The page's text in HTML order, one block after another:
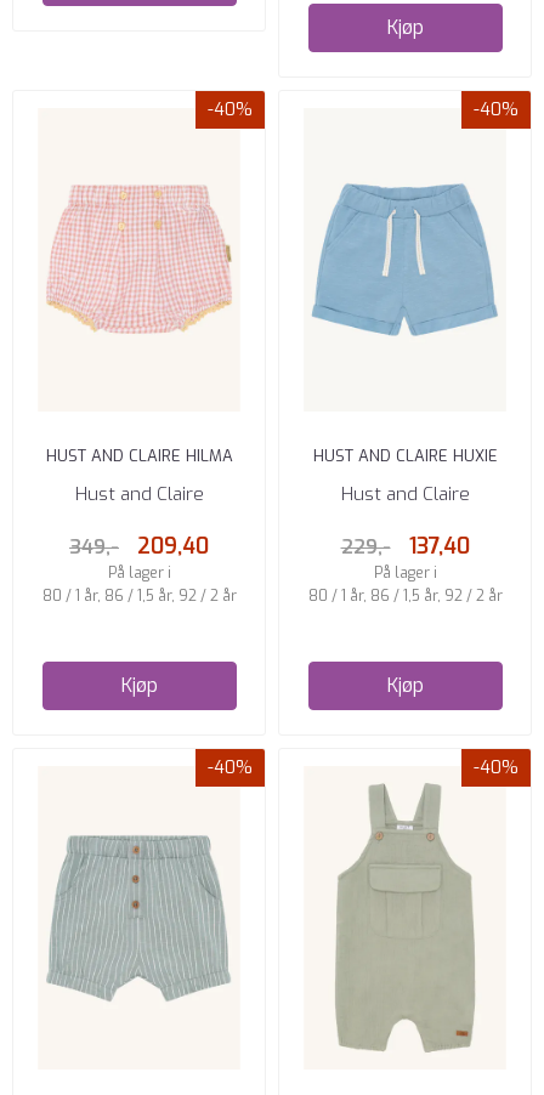
Kjøp
-40%
HUST AND CLAIRE HILMA
RUTETE SHORTS SHELL
Hust and Claire
349,- 209,40
På lager i
80 / 1 år, 86 / 1,5 år, 92 / 2 år
Kjøp
-40%
HUST AND CLAIRE HUXIE
SLUB SHORTS GLACIER
Hust and Claire
229,- 137,40
På lager i
80 / 1 år, 86 / 1,5 år, 92 / 2 år
Kjøp
-40% -40%